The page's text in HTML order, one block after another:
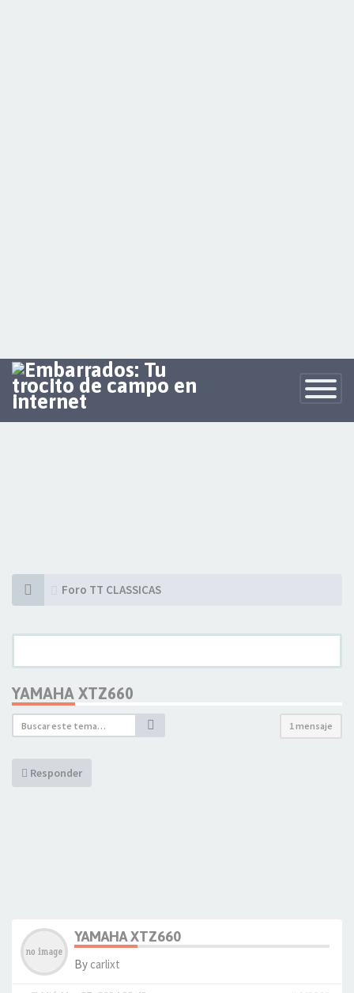
Toggle
Foro TT CLASSICAS
YAMAHA XTZ660
1 mensaje
Responder
YAMAHA XTZ660
By carlixt